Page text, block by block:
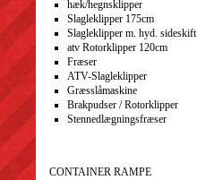
hæk/hegnsklipper
Slagleklipper 175cm
Slagleklipper m. hyd. sideskift
atv Rotorklipper 120cm
Fræser
ATV-Slagleklipper
Græsslåmaskine
Brakpudser / Rotorklipper
Stennedlægningsfræser
CONTAINER RAMPE